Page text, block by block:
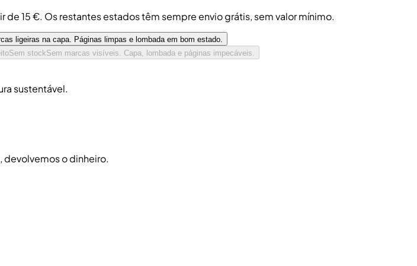
15 €. Os restantes estados têm sempre envio grátis, sem valor mínimo.
ligeiras na capa. Páginas limpas e lombada em bom estado.
Sem stockSem marcas visíveis. Capa, lombada e páginas impecáveis.
sustentável.
devolvemos o dinheiro.